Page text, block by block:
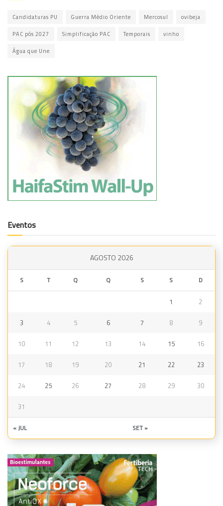
Candidaturas PU Guerra Médio Oriente Mercosul ovibeja
PAC pós 2027 Simplificação PAC Temporais vinho
Água que Une
Eventos
AGOSTO 2026
S T Q Q S S D
1 2
3 4 5 6 7 8 9
10 11 12 13 14 15 16
17 18 19 20 21 22 23
24 25 26 27 28 29 30
31
« JUL SET »